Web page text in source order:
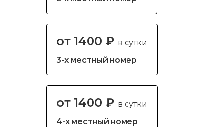
от 1400 ₽ в сутки
3-х местный номер
от 1400 ₽ в сутки
4-х местный номер